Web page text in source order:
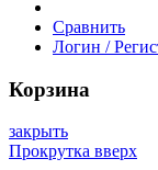
Сравнить
Логин /
Корзина
закрыть
Прокрутка вверх